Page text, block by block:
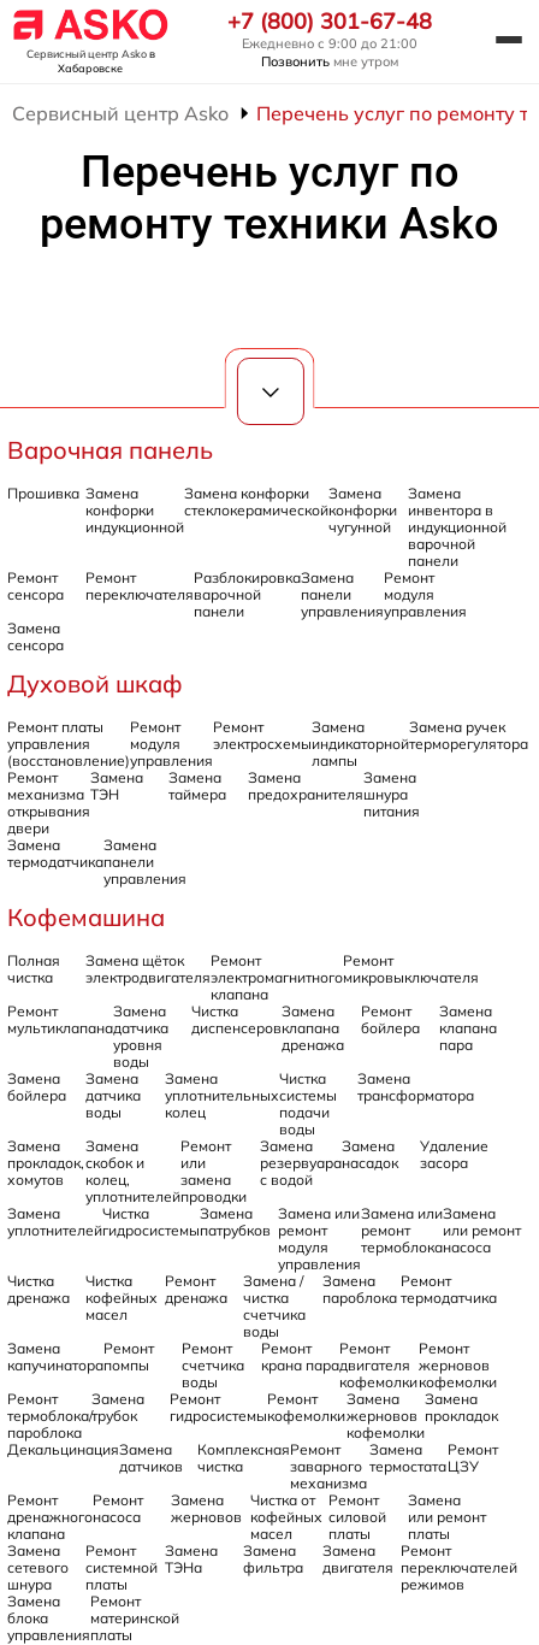
Сервисный центр Askoв
Хабаровске
+7 (800) 301-67-48
Ежедневно с 9:00 до 21:00
Позвонить мне утром
Сервисный центр Asko Перечень услуг по ремонту
Перечень услуг по
ремонту техники Asko
Варочная панель
Прошивка Замена
конфорки
индукционной
Замена конфорки
стеклокерамической
Замена
конфорки
чугунной
Замена
инвентора в
индукционной
варочной
панели
Ремонт
сенсора
Ремонт
переключателя
Разблокировка
варочной
панели
Замена
панели
управления
Ремонт
модуля
управления
Замена
сенсора
Духовой шкаф
Ремонт платы
управления
(восстановление)
Ремонт
модуля
управления
Ремонт
электросхемы
Замена
индикаторной
лампы
Замена ручек
терморегулятора
Ремонт
механизма
открывания
двери
Замена
ТЭН
Замена
таймера
Замена
предохранителя
Замена
шнура
питания
Замена
термодатчика
Замена
панели
управления
Кофемашина
Полная
чистка
Замена щёток
электродвигателя
Ремонт
электромагнитного
клапана
Ремонт
микровыключателя
Ремонт
мультиклапана
Замена
датчика
уровня
воды
Чистка
диспенсеров
Замена
клапана
дренажа
Ремонт
бойлера
Замена
клапана
пара
Замена
бойлера
Замена
датчика
воды
Замена
уплотнительных
колец
Чистка
системы
подачи
воды
Замена
трансформатора
Замена
прокладок,
хомутов
Замена
скобок и
колец,
уплотнителей
Ремонт
или
замена
проводки
Замена
резервуара
с водой
Замена
насадок
Удаление
засора
Замена
уплотнителей
Чистка
гидросистемы
Замена
патрубков
Замена или
ремонт
модуля
управления
Замена или
ремонт
термоблока
Замена
или ремонт
насоса
Чистка
дренажа
Чистка
кофейных
масел
Ремонт
дренажа
Замена /
чистка
счетчика
воды
Замена
пароблока
Ремонт
термодатчика
Замена
капучинатора
Ремонт
помпы
Ремонт
счетчика
воды
Ремонт
крана пара
Ремонт
двигателя
кофемолки
Ремонт
жерновов
кофемолки
Ремонт
термоблока/
пароблока
Замена
трубок
Ремонт
гидросистемы
Ремонт
кофемолки
Замена
жерновов
кофемолки
Замена
прокладок
ДекальцинацияЗамена
датчиков
Комплексная
чистка
Ремонт
заварного
механизма
Замена
термостата
Ремонт
ЦЗУ
Ремонт
дренажного
клапана
Ремонт
насоса
Замена
жерновов
Чистка от
кофейных
масел
Ремонт
силовой
платы
Замена
или ремонт
платы
Замена
сетевого
шнура
Ремонт
системной
платы
Замена
ТЭНа
Замена
фильтра
Замена
двигателя
Ремонт
переключателей
режимов
Замена
блока
управления
Ремонт
материнской
платы